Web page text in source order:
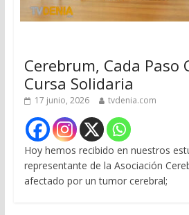
Cerebrum, Cada Paso
Cursa Solidaria
17 junio, 2026 tvdenia.com
Hoy hemos recibido en nuestros
representante de la Asociación
afectado por un tumor cerebral;